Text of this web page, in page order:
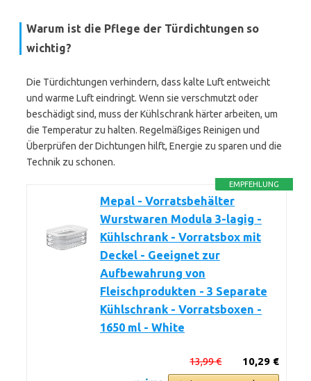
Warum ist die Pflege der Türdichtungen so
wichtig?
Die Türdichtungen verhindern, dass kalte Luft entweicht
und warme Luft eindringt. Wenn sie verschmutzt oder
beschädigt sind, muss der Kühlschrank härter arbeiten, um
die Temperatur zu halten. Regelmäßiges Reinigen und
Überprüfen der Dichtungen hilft, Energie zu sparen und die
Technik zu schonen.
EMPFEHLUNG
Mepal - Vorratsbehälter
Wurstwaren Modula 3-lagig -
Kühlschrank - Vorratsbox mit
Deckel - Geeignet zur
Aufbewahrung von
Fleischprodukten - 3 Separate
Kühlschrank - Vorratsboxen -
1650 ml - White
10,29 €
13,99 €